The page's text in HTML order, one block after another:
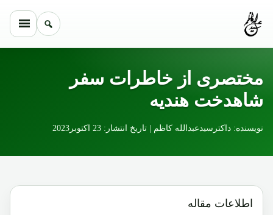
مختصری از خاطرات سفر
شاهدخت هندیه
نویسنده: داکترسیدعبدالله کاظم | تاریخ انتشار: 23 اکتوبر2023
اطلاعات مقاله